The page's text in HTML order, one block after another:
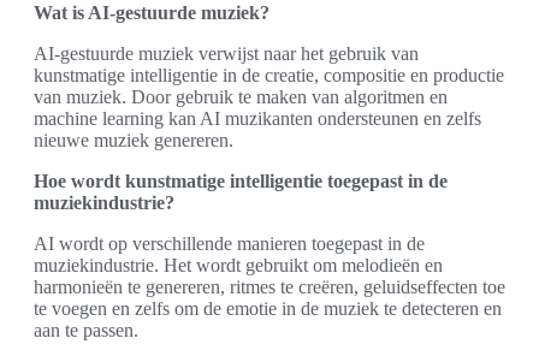
Wat is AI-gestuurde muziek?
AI-gestuurde muziek verwijst naar het gebruik van
kunstmatige intelligentie in de creatie, compositie en productie
van muziek. Door gebruik te maken van algoritmen en
machine learning kan AI muzikanten ondersteunen en zelfs
nieuwe muziek genereren.
Hoe wordt kunstmatige intelligentie toegepast in de
muziekindustrie?
AI wordt op verschillende manieren toegepast in de
muziekindustrie. Het wordt gebruikt om melodieën en
harmonieën te genereren, ritmes te creëren, geluidseffecten toe
te voegen en zelfs om de emotie in de muziek te detecteren en
aan te passen.